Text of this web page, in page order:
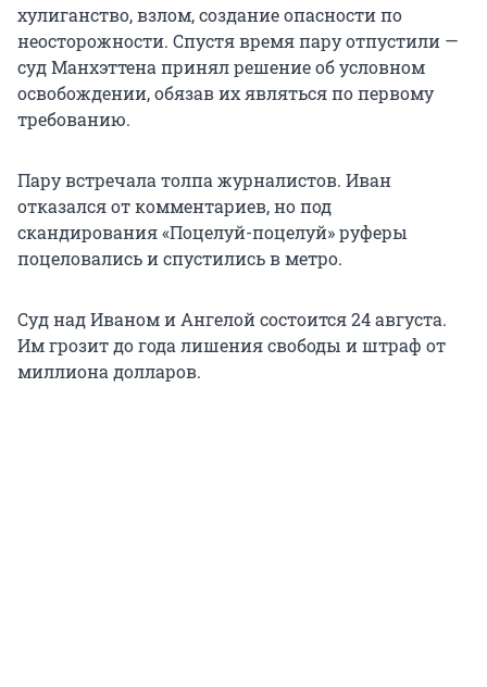
хулиганство, взлом, создание опасности по
неосторожности. Спустя время пару отпустили —
суд Манхэттена принял решение об условном
освобождении, обязав их являться по первому
требованию.
Пару встречала толпа журналистов. Иван
отказался от комментариев, но под
скандирования «Поцелуй-поцелуй» руферы
поцеловались и спустились в метро.
Суд над Иваном и Ангелой состоится 24 августа.
Им грозит до года лишения свободы и штраф от
миллиона долларов.